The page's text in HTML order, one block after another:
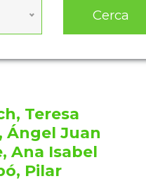
Cerca
Teresa
Ángel Juan
Ana Isabel
Pilar